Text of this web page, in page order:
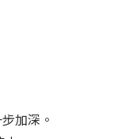
加深。